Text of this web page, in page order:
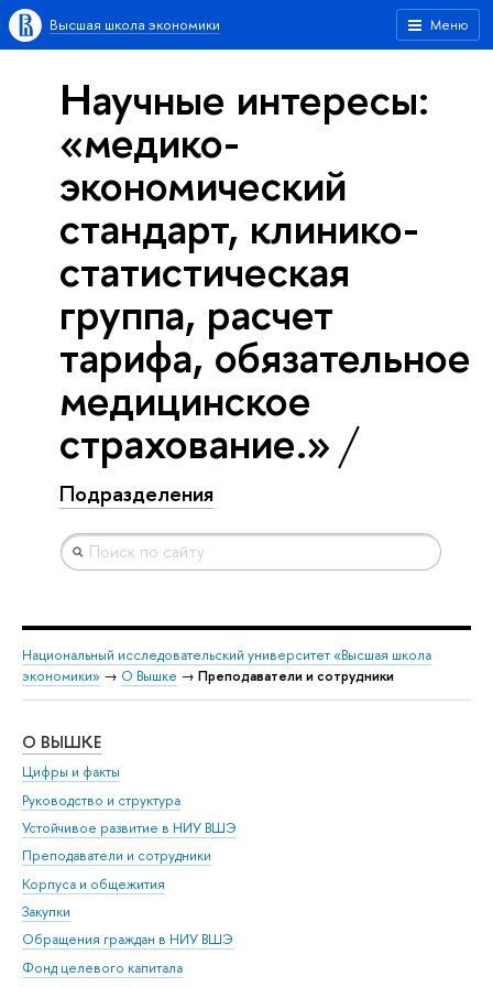
Меню
Высшая школа экономики
Научные интересы:
«медико-
экономический
стандарт, клинико-
статистическая
группа, расчет
тарифа, обязательное
медицинское
страхование.»
Подразделения
Национальный исследовательский университет «Высшая школа
экономики» → О Вышке → Преподаватели и сотрудники
О ВЫШКЕ
Цифры и факты
Руководство и структура
Устойчивое развитие в НИУ ВШЭ
Преподаватели и сотрудники
Корпуса и общежития
Закупки
Обращения граждан в НИУ ВШЭ
Фонд целевого капитала